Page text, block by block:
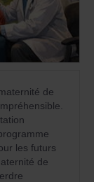
de
les futurs
de